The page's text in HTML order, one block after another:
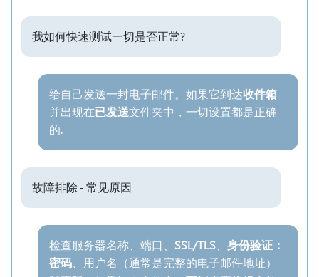
我如何快速测试一切是否正常?
给自己发送一封电子邮件。如果它到达收件箱
并出现在已发送文件夹中，一切设置都是正确
的.
故障排除 - 常见原因
检查服务器名称、端口、 SSL/TLS、 身份验证：
密码、用户名（通常是完整的电子邮件地址）